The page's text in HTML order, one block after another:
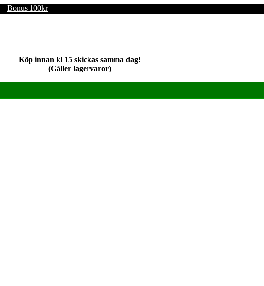
Bonus 100kr
Köp innan kl 15 skickas samma dag!
(Gäller lagervaror)